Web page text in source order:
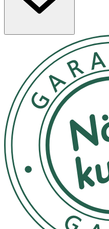
djup blekning av
av bakterier i munnen,
skada tänder eller
produkten/
Användning
- Vuxna och barn över 12 år.
- För bästa resultat
minst 2 gånger om dagen.
- Lämpad för daglig
- Använd tillsammans med
munskölj för ett ännu
- Avbryt behandlingen
känslighet.
- Fri från väteperoxid,